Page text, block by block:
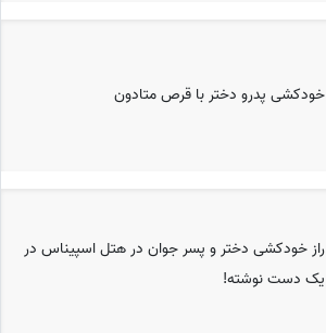
خودکشی پدرو دختر با قرص متادون
راز خودکشی دختر و پسر جوان در هتل اسپیناس در
یک دست نوشته!